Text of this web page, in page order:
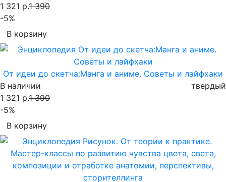
1 321 р.1 390
-5%
В корзину
От идеи до скетча:Манга и аниме. Советы и лайфхаки
В наличии
твердый
1 321 р.1 390
-5%
В корзину